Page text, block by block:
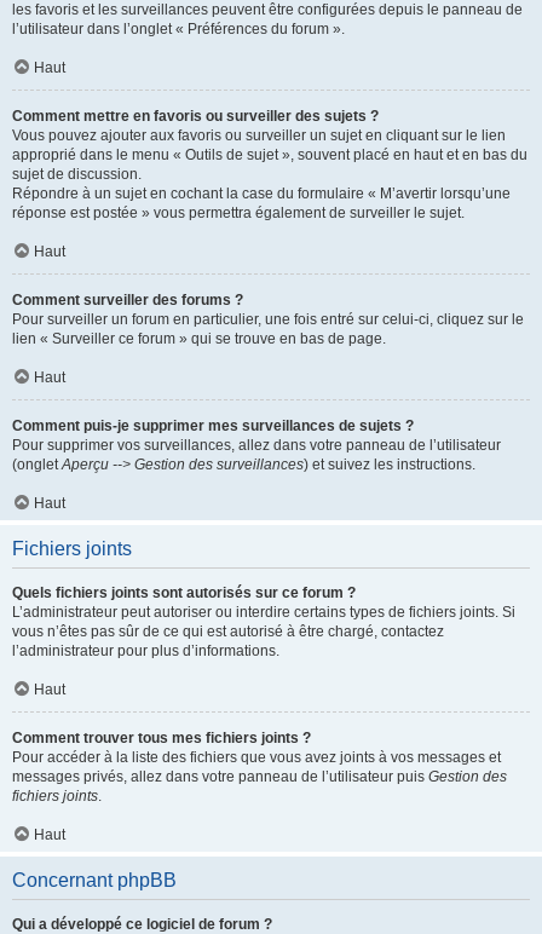
les favoris et les surveillances peuvent être configurées depuis le panneau de
l’utilisateur dans l’onglet « Préférences du forum ».
Haut
Comment mettre en favoris ou surveiller des sujets ?
Vous pouvez ajouter aux favoris ou surveiller un sujet en cliquant sur le lien
approprié dans le menu « Outils de sujet », souvent placé en haut et en bas du
sujet de discussion.
Répondre à un sujet en cochant la case du formulaire « M’avertir lorsqu’une
réponse est postée » vous permettra également de surveiller le sujet.
Haut
Comment surveiller des forums ?
Pour surveiller un forum en particulier, une fois entré sur celui-ci, cliquez sur le
lien « Surveiller ce forum » qui se trouve en bas de page.
Haut
Comment puis-je supprimer mes surveillances de sujets ?
Pour supprimer vos surveillances, allez dans votre panneau de l’utilisateur
(ongletAperçu --> Gestion des surveillances) et suivez les instructions.
Haut
Fichiers joints
Quels fichiers joints sont autorisés sur ce forum ?
L’administrateur peut autoriser ou interdire certains types de fichiers joints. Si
vous n’êtes pas sûr de ce qui est autorisé à être chargé, contactez
l’administrateur pour plus d’informations.
Haut
Comment trouver tous mes fichiers joints ?
Pour accéder à la liste des fichiers que vous avez joints à vos messages et
messages privés, allez dans votre panneau de l’utilisateur puis Gestion des
fichiers joints.
Haut
Concernant phpBB
Qui a développé ce logiciel de forum ?